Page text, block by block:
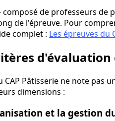
de professeurs de
de l'épreuve. Pour
complet : Les épreuves du
CAP Pâtisserie ne note pas
dimensions :
et la gestion